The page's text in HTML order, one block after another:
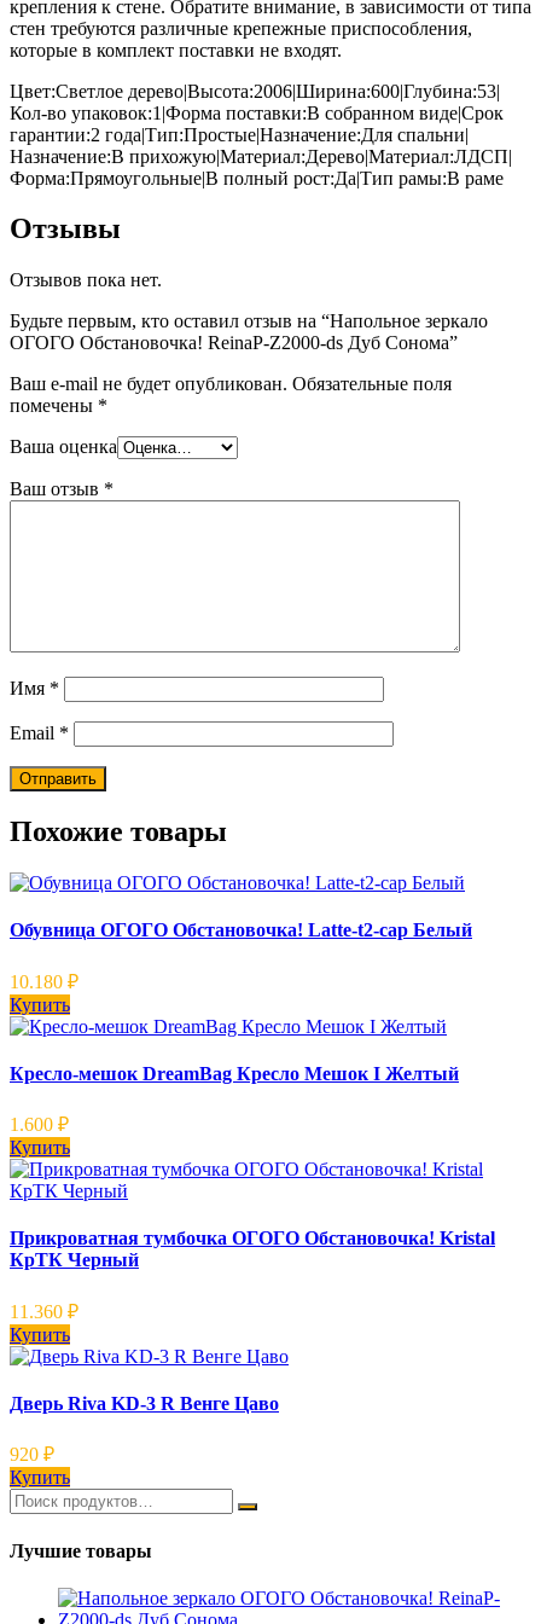
крепления к стене. Обратите внимание, в зависимости от типа
стен требуются различные крепежные приспособления,
которые в комплект поставки не входят.
Цвет:Светлое дерево|Высота:2006|Ширина:600|Глубина:53|
Кол-во упаковок:1|Форма поставки:В собранном виде|Срок
гарантии:2 года|Тип:Простые|Назначение:Для спальни|
Назначение:В прихожую|Материал:Дерево|Материал:ЛДСП|
Форма:Прямоугольные|В полный рост:Да|Тип рамы:В раме
Отзывы
Отзывов пока нет.
Будьте первым, кто оставил отзыв на “Напольное зеркало
ОГОГО Обстановочка! ReinaP-Z2000-ds Дуб Сонома”
Ваш e-mail не будет опубликован. Обязательные поля
помечены *
Ваша оценка
Ваш отзыв *
Имя *
Email *
Похожие товары
Обувница ОГОГО Обстановочка! Latte-t2-cap Белый
10.180 ₽
Купить
Кресло-мешок DreamBag Кресло Мешок I Желтый
1.600 ₽
Купить
Прикроватная тумбочка ОГОГО Обстановочка! Kristal
КрТК Черный
11.360 ₽
Купить
Дверь Riva KD-3 R Венге Цаво
920 ₽
Купить
Лучшие товары